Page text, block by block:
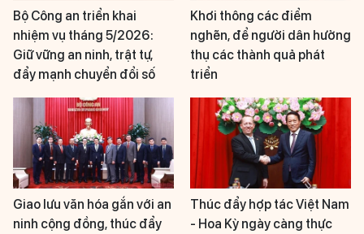
Bộ Công an triển khai
nhiệm vụ tháng 5/2026:
Giữ vững an ninh, trật tự,
đẩy mạnh chuyển đổi số
Khơi thông các điểm
nghẽn, để người dân hưởng
thụ các thành quả phát
triển
Giao lưu văn hóa gắn với an
ninh cộng đồng, thúc đẩy
Thúc đẩy hợp tác Việt Nam
- Hoa Kỳ ngày càng thực